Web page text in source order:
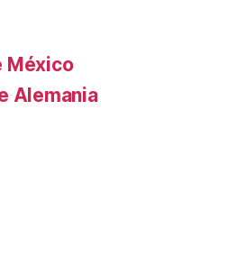
México
Alemania